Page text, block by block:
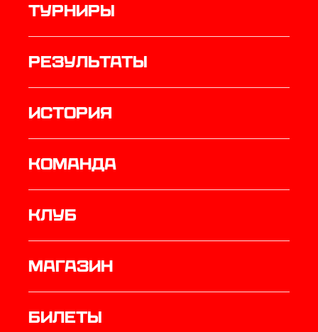
Турниры
результаты
история
КОМАНДА
Клуб
Магазин
Билеты